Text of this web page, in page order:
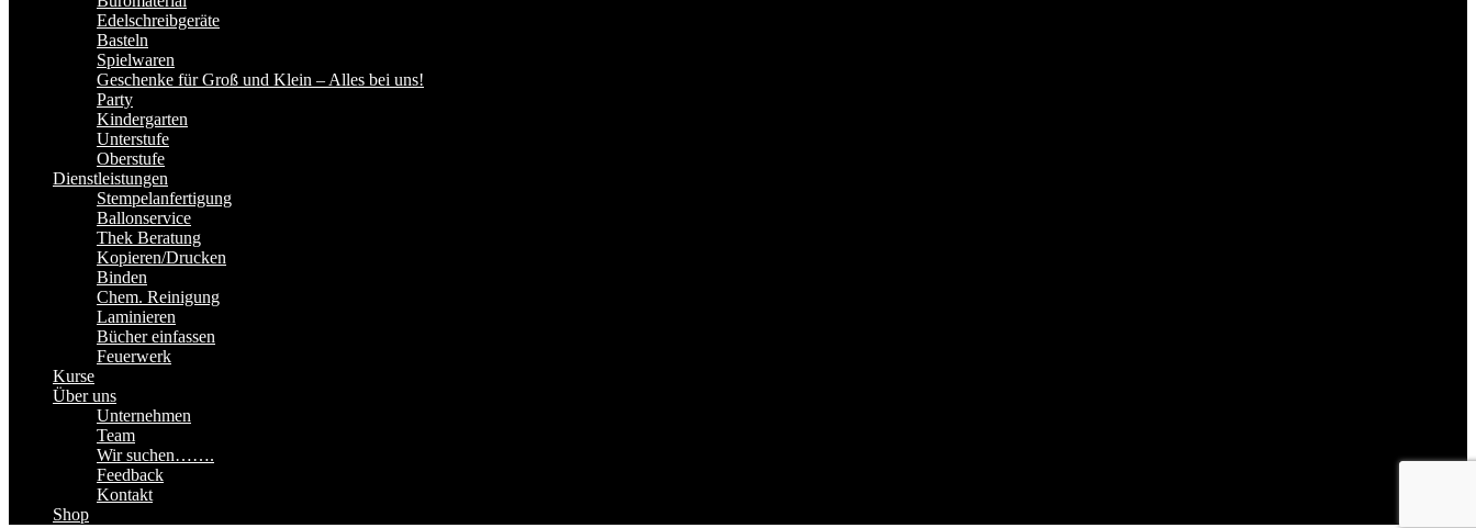
Edelschreibgeräte
Basteln
Spielwaren
Geschenke für Groß und Klein – Alles bei uns!
Party
Kindergarten
Unterstufe
Oberstufe
Dienstleistungen
Stempelanfertigung
Ballonservice
Thek Beratung
Kopieren/Drucken
Binden
Chem. Reinigung
Laminieren
Bücher einfassen
Feuerwerk
Kurse
Über uns
Unternehmen
Team
Wir suchen…….
Feedback
Kontakt
Shop